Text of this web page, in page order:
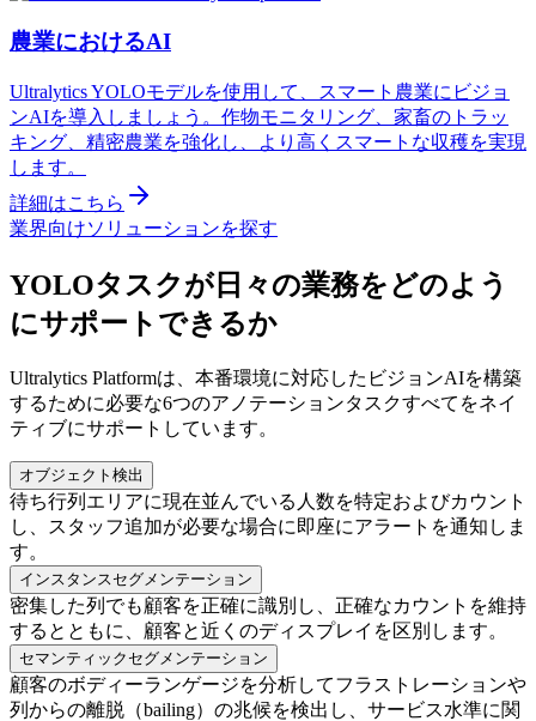
農業におけるAI
Ultralytics YOLOモデルを使用して、スマート農業にビジョ
ンAIを導入しましょう。作物モニタリング、家畜のトラッ
キング、精密農業を強化し、より高くスマートな収穫を実現
します。
詳細はこちら
業界向けソリューションを探す
YOLOタスクが日々の業務をどのよう
にサポートできるか
Ultralytics Platformは、本番環境に対応したビジョンAIを構築
するために必要な6つのアノテーションタスクすべてをネイ
ティブにサポートしています。
オブジェクト検出
待ち行列エリアに現在並んでいる人数を特定およびカウント
し、スタッフ追加が必要な場合に即座にアラートを通知しま
す。
インスタンスセグメンテーション
密集した列でも顧客を正確に識別し、正確なカウントを維持
するとともに、顧客と近くのディスプレイを区別します。
セマンティックセグメンテーション
顧客のボディーランゲージを分析してフラストレーションや
列からの離脱（bailing）の兆候を検出し、サービス水準に関